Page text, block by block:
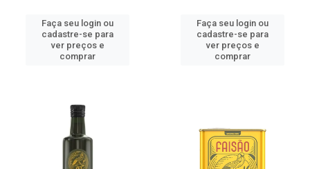
Faça seu login ou
cadastre-se para
ver preços e
comprar
Faça seu login ou
cadastre-se para
ver preços e
comprar